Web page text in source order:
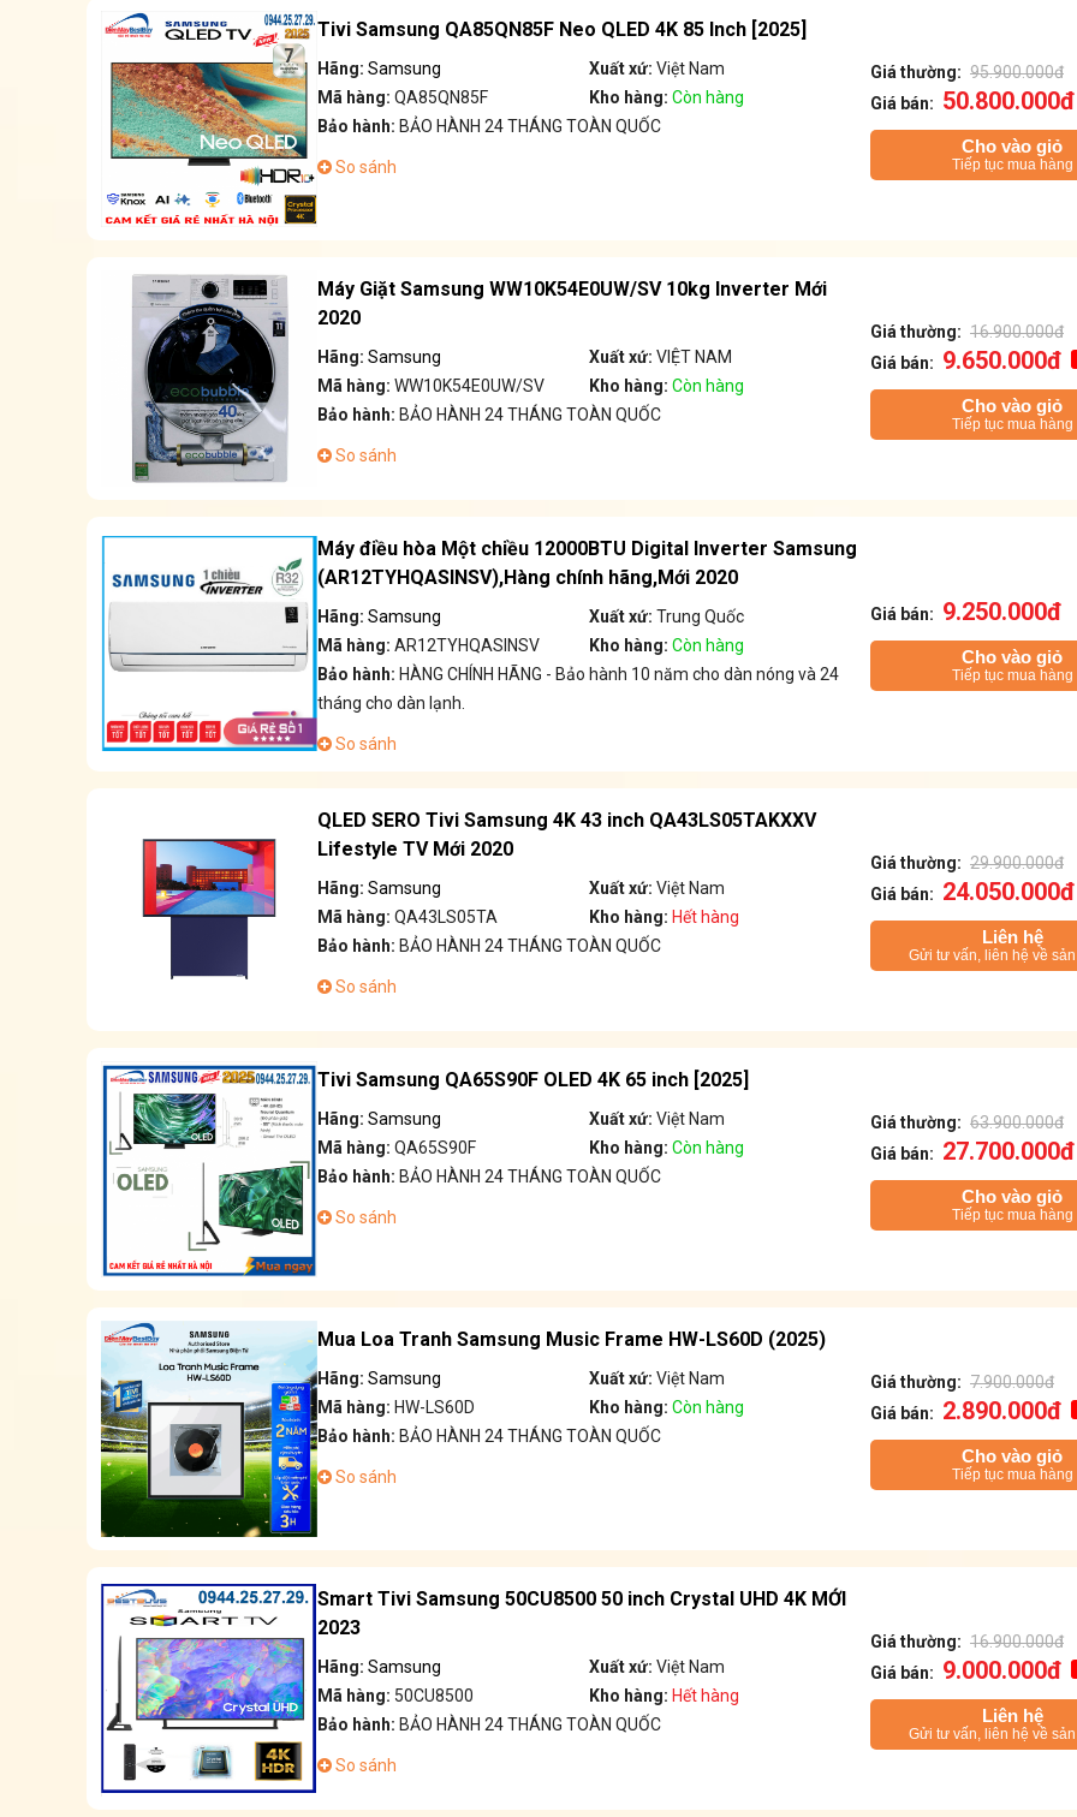
Tivi Samsung QA85QN85F Neo QLED 4K 85 Inch [2025]
Hãng: Samsung Xuất xứ: Việt Nam
Mã hàng: QA85QN85F Kho hàng: Còn hàng
Bảo hành: BẢO HÀNH 24 THÁNG TOÀN QUỐC
So sánh
Giá thường: 95.900.000đ
Giá bán: 50.800.000đ
Cho vào giỏ
Tiếp tục mua hàng
Máy Giặt Samsung WW10K54E0UW/SV 10kg Inverter Mới
2020
Hãng: Samsung Xuất xứ: VIỆT NAM
Mã hàng: WW10K54E0UW/SV Kho hàng: Còn hàng
Bảo hành: BẢO HÀNH 24 THÁNG TOÀN QUỐC
So sánh
Giá thường: 16.900.000đ
Giá bán: 9.650.000đ
Cho vào giỏ
Tiếp tục mua hàng
Máy điều hòa Một chiều 12000BTU Digital Inverter Samsung
(AR12TYHQASINSV),Hàng chính hãng,Mới 2020
Hãng: Samsung Xuất xứ: Trung Quốc
Mã hàng: AR12TYHQASINSV Kho hàng: Còn hàng
Bảo hành: HÀNG CHÍNH HÃNG - Bảo hành 10 năm cho dàn nóng và 24
tháng cho dàn lạnh.
So sánh
Giá bán: 9.250.000đ
Cho vào giỏ
Tiếp tục mua hàng
QLED SERO Tivi Samsung 4K 43 inch QA43LS05TAKXXV
Lifestyle TV Mới 2020
Hãng: Samsung Xuất xứ: Việt Nam
Mã hàng: QA43LS05TA Kho hàng: Hết hàng
Bảo hành: BẢO HÀNH 24 THÁNG TOÀN QUỐC
So sánh
Giá thường: 29.900.000đ
Giá bán: 24.050.000đ
Liên hệ
Gửi tư vấn, liên hệ về
Tivi Samsung QA65S90F OLED 4K 65 inch [2025]
Hãng: Samsung Xuất xứ: Việt Nam
Mã hàng: QA65S90F Kho hàng: Còn hàng
Bảo hành: BẢO HÀNH 24 THÁNG TOÀN QUỐC
So sánh
Giá thường: 63.900.000đ
Giá bán: 27.700.000đ
Cho vào giỏ
Tiếp tục mua hàng
Mua Loa Tranh Samsung Music Frame HW-LS60D (2025)
Hãng: Samsung Xuất xứ: Việt Nam
Mã hàng: HW-LS60D Kho hàng: Còn hàng
Bảo hành: BẢO HÀNH 24 THÁNG TOÀN QUỐC
So sánh
Giá thường: 7.900.000đ
Giá bán: 2.890.000đ
Cho vào giỏ
Tiếp tục mua hàng
Smart Tivi Samsung 50CU8500 50 inch Crystal UHD 4K MỚI
2023
Hãng: Samsung Xuất xứ: Việt Nam
Mã hàng: 50CU8500 Kho hàng: Hết hàng
Bảo hành: BẢO HÀNH 24 THÁNG TOÀN QUỐC
So sánh
Giá thường: 16.900.000đ
Giá bán: 9.000.000đ
Liên hệ
Gửi tư vấn, liên hệ về